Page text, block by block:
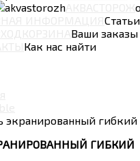
Ваши заказы
Как нас найти
экранированный гибкий
ГИБКИЙ